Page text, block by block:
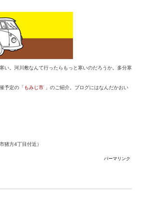
い。河川敷なんて行ったらもっと寒いのだろうか。多分寒
予定の「 もみじ市 」のご紹介。ブログにはなんだかおい
猪方4丁目付近）
パーマリンク